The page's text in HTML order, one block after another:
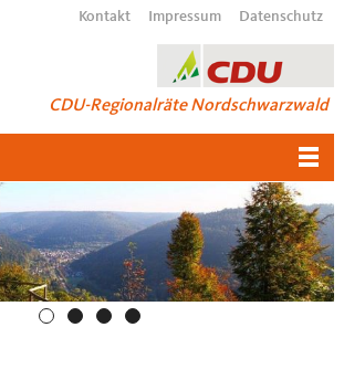
Kontakt Impressum Datenschutz
CDU-Regionalräte Nordschwarzwald